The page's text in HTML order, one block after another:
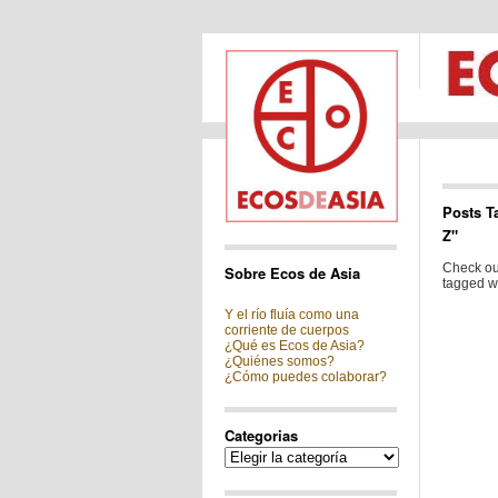
Sobre Ecos de Asia
Y el río fluía como una
corriente de cuerpos
¿Qué es Ecos de Asia?
¿Quiénes somos?
¿Cómo puedes colaborar?
Categorias
Categorias
Posts
Z"
Check
tagged